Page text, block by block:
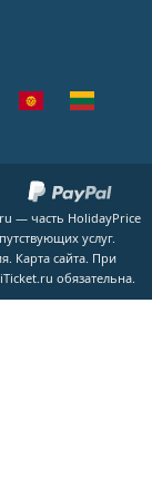
— часть HolidayPrice
услуг.
Карта сайта. При
обязательна.